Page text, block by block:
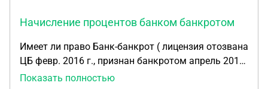
Начисление процентов банком банкротом
Имеет ли право Банк-банкрот ( лицензия отозвана
ЦБ февр. 2016 г., признан банкротом апрель 2016
г.), в 201 году начислять проценты и пени по
Показать полностью